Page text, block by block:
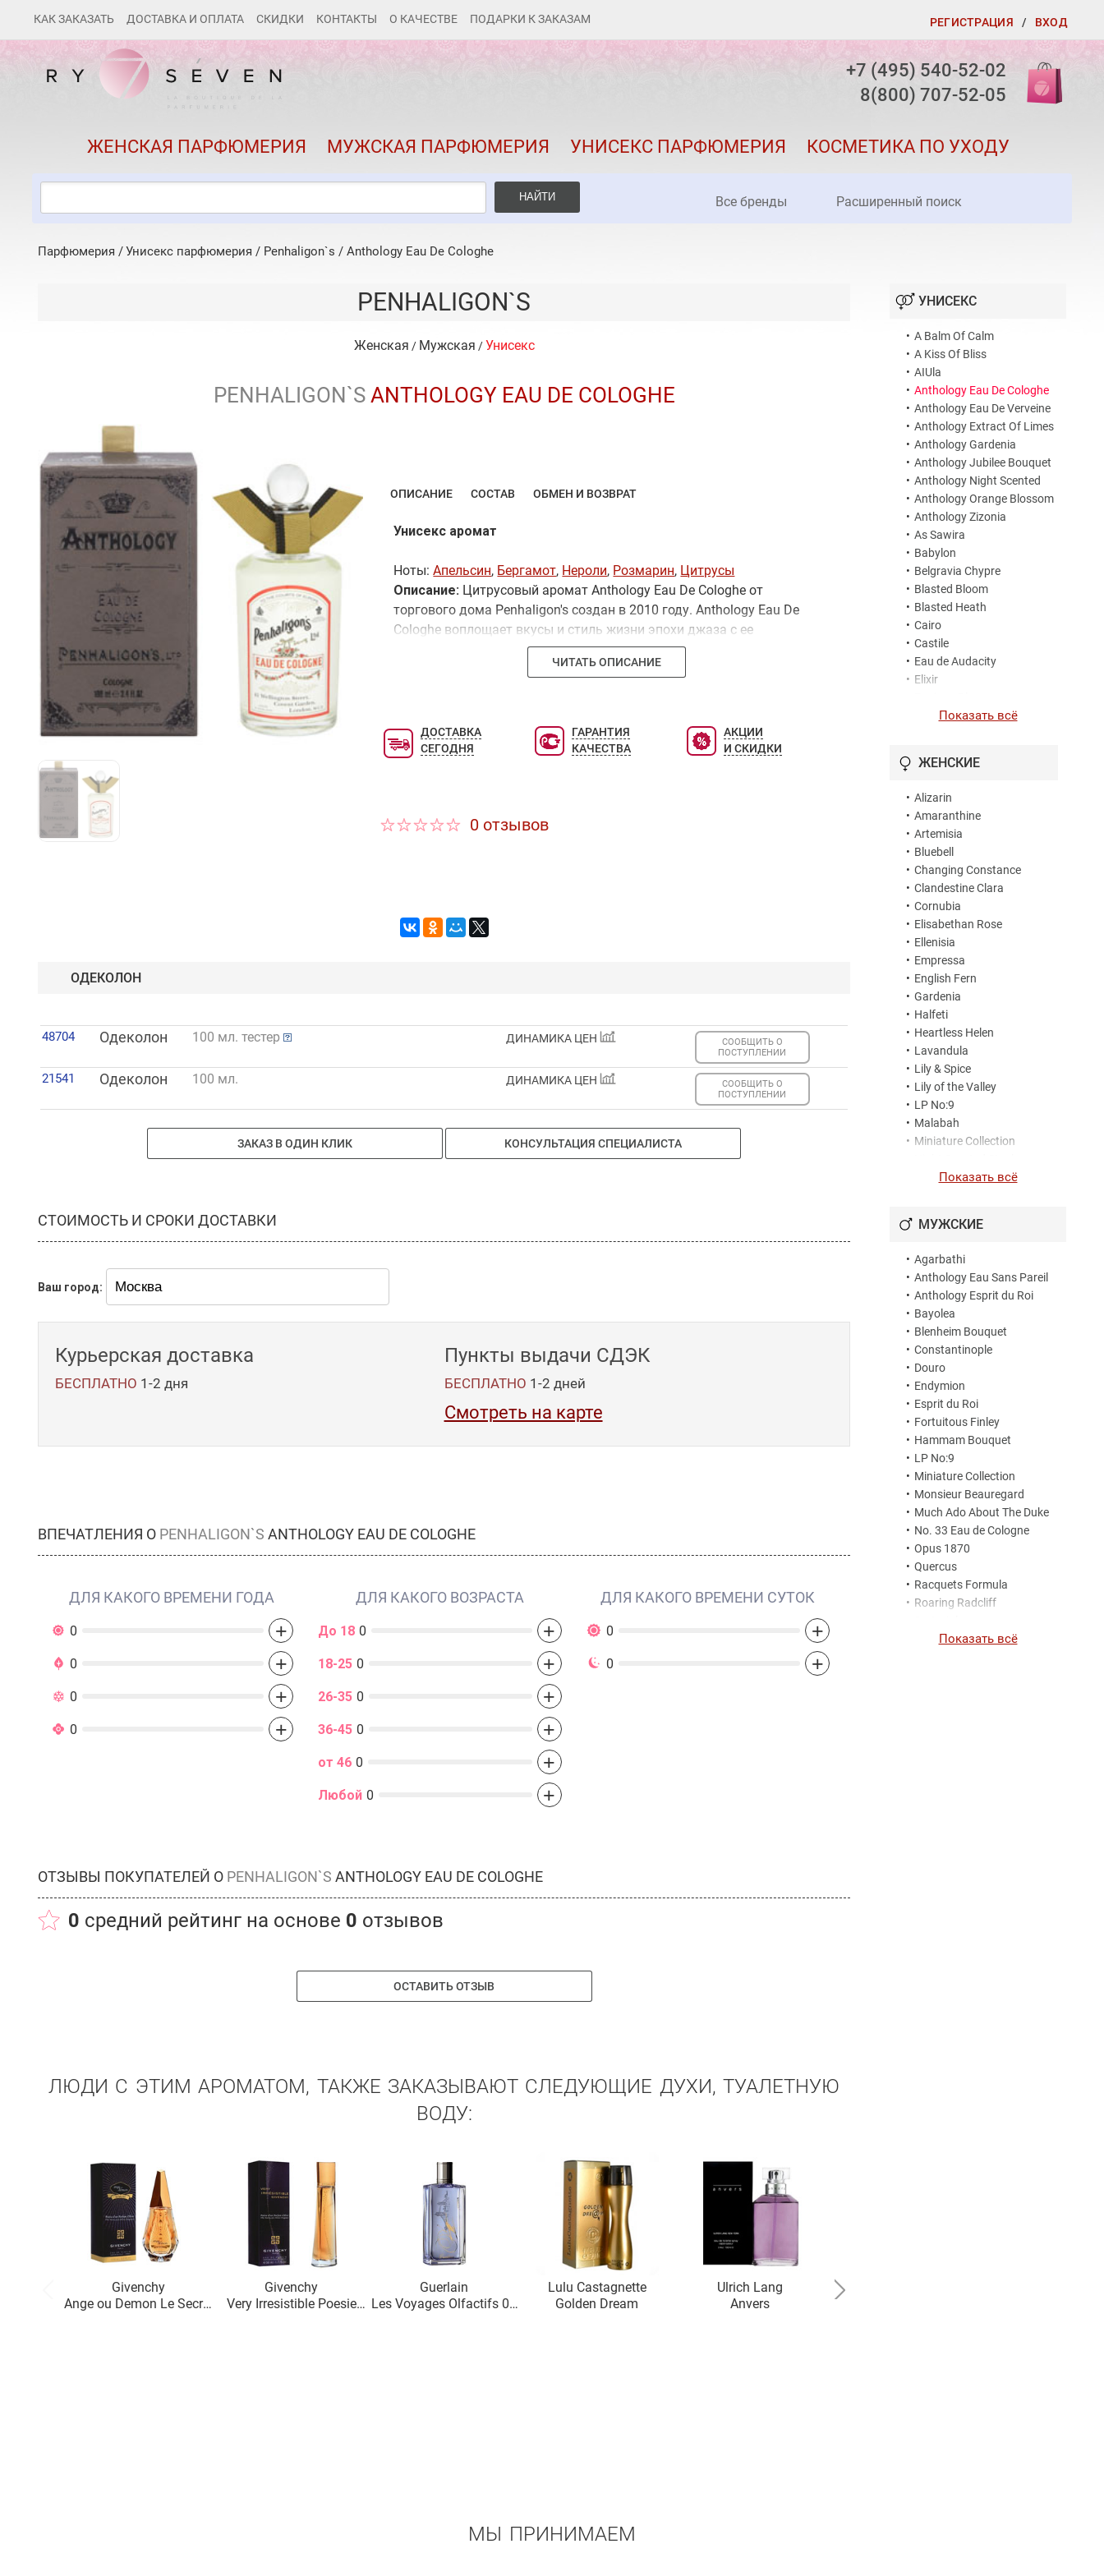
КАК ЗАКАЗАТЬ ДОСТАВКА И ОПЛАТА СКИДКИ КОНТАКТЫ О КАЧЕСТВЕ ПОДАРКИ К ЗАКАЗАМ РЕГИСТРАЦИЯ / ВХОД
КОНТАКТЫ
О КАЧЕСТВЕ
ПОДАРКИ К ЗАКАЗАМ
+7 (495) 540-52-02
8(800) 707-52-05
ЖЕНСКАЯ ПАРФЮМЕРИЯ МУЖСКАЯ ПАРФЮМЕРИЯ УНИСЕКС ПАРФЮМЕРИЯ КОСМЕТИКА ПО УХОДУ
НАЙТИ Все бренды Расширенный поиск
Парфюмерия Унисекс парфюмерия / Penhaligon`s / Anthology Eau De Cologhe
PENHALIGON`S
Женская / Мужская /Унисекс
PENHALIGON`SANTHOLOGY EAU DE COLOGHE
ОПИСАНИЕ СОСТАВ ОБМЕН И ВОЗВРАТ
Унисекс аромат
Ноты:Апельсин, Бергамот, Нероли, Розмарин, Цитрусы
Описание: Цитрусовый аромат Anthology Eau De Cologhe от
торгового дома Penhaligon's создан в 2010 году. Anthology Eau De
Cologhe воплощает вкусы и стиль жизни эпохи джаза с ее
беспечностью, жаждой развлечения и веселья. Основные ноты:
апельсиновый цвет, розмарин, лимон, бергамот, нероли.
ЧИТАТЬ ОПИСАНИЕ
ДОСТАВКА
СЕГОДНЯ
ГАРАНТИЯ
КАЧЕСТВА
АКЦИИ
И СКИДКИ
0 отзывов
ОДЕКОЛОН
48704 Одеколон 100 мл. тестер ДИНАМИКА ЦЕН
СООБЩИТЬ О
ПОСТУПЛЕНИИ
21541 Одеколон 100 мл. ДИНАМИКА ЦЕН
СООБЩИТЬ О
ПОСТУПЛЕНИИ
ЗАКАЗ В ОДИН КЛИК КОНСУЛЬТАЦИЯ СПЕЦИАЛИСТА
СТОИМОСТЬ И СРОКИ ДОСТАВКИ
Ваш город:
Курьерская доставка
БЕСПЛАТНО 1-2 дня
Пункты выдачи СДЭК
БЕСПЛАТНО 1-2 дней
Смотреть на карте
ВПЕЧАТЛЕНИЯ О PENHALIGON`S ANTHOLOGY EAU DE COLOGHE
ДЛЯ КАКОГО ВРЕМЕНИ ГОДА
0 +
0 +
0 +
0 +
ДЛЯ КАКОГО ВОЗРАСТА
До 18 0 +
18-25 0 +
26-35 0 +
36-45 0 +
от 46 0 +
Любой 0 +
ДЛЯ КАКОГО ВРЕМЕНИ СУТОК
0 +
0 +
ОТЗЫВЫ ПОКУПАТЕЛЕЙ О PENHALIGON`S ANTHOLOGY EAU DE COLOGHE
0 средний рейтинг на основе 0 отзывов
ОСТАВИТЬ ОТЗЫВ
ЛЮДИ С ЭТИМ АРОМАТОМ, ТАКЖЕ ЗАКАЗЫВАЮТ СЛЕДУЮЩИЕ ДУХИ, ТУАЛЕТНУЮ
ВОДУ:
Givenchy
Ange ou Demon Le Secret
Givenchy
Very Irresistible Poesie
Guerlain
Les Voyages Olfactifs 04
Lulu Castagnette
Golden Dream
Ulrich Lang
Anvers
УНИСЕКС
• A Balm Of Calm
• A Kiss Of Bliss
• AIUla
• Anthology Eau De Cologhe
• Anthology Eau De Verveine
• Anthology Extract Of Limes
• Anthology Gardenia
• Anthology Jubilee Bouquet
• Anthology Night Scented
• Anthology Orange Blossom
• Anthology Zizonia
• As Sawira
• Babylon
• Belgravia Chypre
• Blasted Bloom
• Blasted Heath
• Cairo
• Castile
• Eau de Audacity
• Elixir
Halfeti Cedar
•
Iris Prima
Kensington Amber
Legacy of Petra
Levantium
Liquid Love
Lothair
Luna
Marylebone Wood
Penhaligon`s Set
Penhaligon`s Vra Vra
Vroom
• Racquets
• Savoy Steam
• Solaris
• Sports Car Club
• The World According to
Arthur
• Tralala
• Vaara
Показать всё
ЖЕНСКИЕ
• Alizarin
• Amaranthine
• Artemisia
• Bluebell
• Changing Constance
• Clandestine Clara
• Cornubia
• Elisabethan Rose
• Ellenisia
• Empressa
• English Fern
• Gardenia
• Halfeti
• Heartless Helen
• Lavandula
• Lily & Spice
• Lily of the Valley
• LP No:9
• Malabah
• Miniature Collection
Ostara
•
Peoneve
The Coveted Duchess Rose
The Favourite
The Ingenue Cousin Flora
The Revenge Of Lady
Blanche
• The Ruthless Countess
Dorothea
• Victorian Posy
• Violetta
Показать всё
МУЖСКИЕ
• Agarbathi
• Anthology Eau Sans Pareil
• Anthology Esprit du Roi
• Bayolea
• Blenheim Bouquet
• Constantinople
• Douro
• Endymion
• Esprit du Roi
• Fortuitous Finley
• Hammam Bouquet
• LP No:9
• Miniature Collection
• Monsieur Beauregard
• Much Ado About The Duke
• No. 33 Eau de Cologne
• Opus 1870
• Quercus
• Racquets Formula
• Roaring Radcliff
Terrible Teddy
Показать всё
МЫ ПРИНИМАЕМ